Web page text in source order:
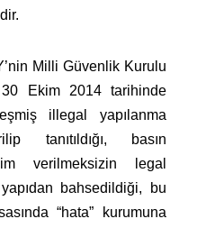
Milli Güvenlik Kurulu
30 Ekim 2014 tarihinde
illegal yapılanma
tanıtıldığı, basın
verilmeksizin legal
bahsedildiği, bu
“hata” kurumuna